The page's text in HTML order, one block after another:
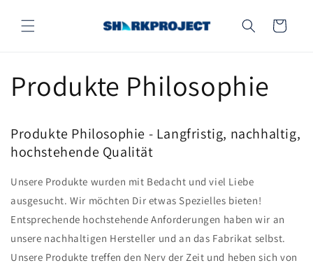
Inhalt
Warenkorb
Produkte Philosophie
Produkte Philosophie - Langfristig, nachhaltig,
hochstehende Qualität
Unsere Produkte wurden mit Bedacht und viel Liebe
ausgesucht. Wir möchten Dir etwas Spezielles bieten!
Entsprechende hochstehende Anforderungen haben wir an
unsere nachhaltigen Hersteller und an das Fabrikat selbst.
Unsere Produkte treffen den Nerv der Zeit und heben sich von